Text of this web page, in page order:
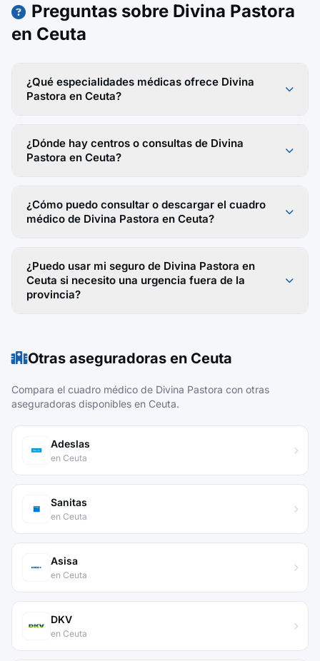
Preguntas sobre Divina Pastora
en Ceuta
¿Qué especialidades médicas ofrece Divina
Pastora en Ceuta?
¿Dónde hay centros o consultas de Divina
Pastora en Ceuta?
¿Cómo puedo consultar o descargar el cuadro
médico de Divina Pastora en Ceuta?
¿Puedo usar mi seguro de Divina Pastora en
Ceuta si necesito una urgencia fuera de la
provincia?
Otras aseguradoras en Ceuta
Compara el cuadro médico de Divina Pastora con otras
aseguradoras disponibles en Ceuta.
Adeslas
en Ceuta
Sanitas
en Ceuta
Asisa
en Ceuta
DKV
en Ceuta